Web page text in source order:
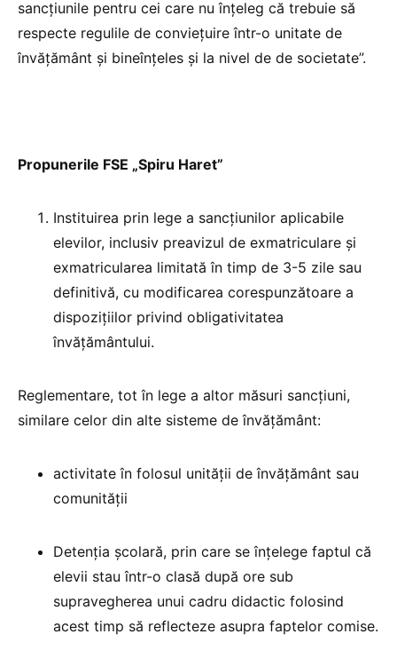
sancțiunile pentru cei care nu înțeleg că trebuie să
respecte regulile de conviețuire într-o unitate de
învățământ și bineînțeles și la nivel de de societate”.
Propunerile FSE „Spiru Haret”
Instituirea prin lege a sancțiunilor aplicabile
elevilor, inclusiv preavizul de exmatriculare și
exmatricularea limitată în timp de 3-5 zile sau
definitivă, cu modificarea corespunzătoare a
dispozițiilor privind obligativitatea
învățământului.
Reglementare, tot în lege a altor măsuri sancțiuni,
similare celor din alte sisteme de învățământ:
activitate în folosul unității de învățământ sau
comunității
Detenția școlară, prin care se înțelege faptul că
elevii stau într-o clasă după ore sub
supravegherea unui cadru didactic folosind
acest timp să reflecteze asupra faptelor comise.